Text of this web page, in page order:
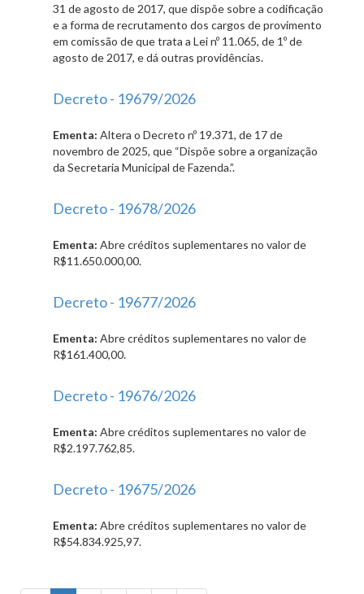
31 de agosto de 2017, que dispõe sobre a codificação
e a forma de recrutamento dos cargos de provimento
em comissão de que trata a Lei nº 11.065, de 1º de
agosto de 2017, e dá outras providências.
Decreto - 19679/2026
Ementa: Altera o Decreto nº 19.371, de 17 de
novembro de 2025, que “Dispõe sobre a organização
da Secretaria Municipal de Fazenda.”.
Decreto - 19678/2026
Ementa: Abre créditos suplementares no valor de
R$11.650.000,00.
Decreto - 19677/2026
Ementa: Abre créditos suplementares no valor de
R$161.400,00.
Decreto - 19676/2026
Ementa: Abre créditos suplementares no valor de
R$2.197.762,85.
Decreto - 19675/2026
Ementa: Abre créditos suplementares no valor de
R$54.834.925,97.